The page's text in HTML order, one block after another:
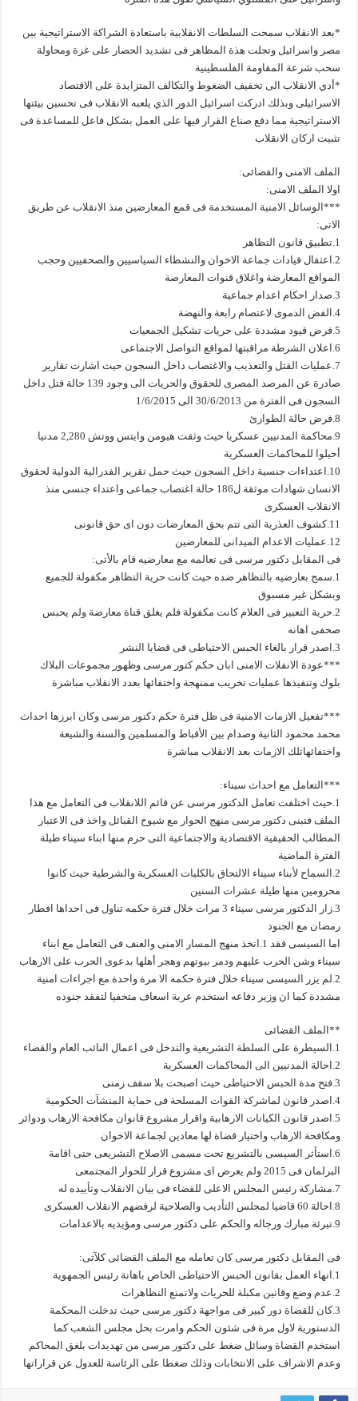
*بعد الانقلاب سمحت السلطات الانقلابية باستعادة الشراكة الاستراتيجية بين
مصر واسرائيل وتجلت هذة المظاهر فى تشديد الحصار على غزة ومحاولة
سحب شرعة المقاومة الفلسطينية
*أدي الانقلاب الى تخفيف الضغوط والتكالف المتزايدة على الاقتصاد
الاسرائيلى وبذلك ادركت اسرائيل الدور الذي يلعبه الانقلاب فى تحسين بيئتها
الاستراتيجية مما دفع صناع القرار فيها على العمل بشكل فاعل للمساعدة فى
تثبيت اركان الانقلاب
الملف الامنى والقضائى:
اولا الملف الامنى:
***الوسائل الامنية المستخدمة فى قمع المعارضين منذ الانقلاب عن طريق
الاتى:
1.تطبيق قانون التظاهر
2.اعتقال قيادات جماعة الاخوان والنشطاء السياسيين والصحفيين وحجب
المواقع المعارضة واغلاق قنوات المعارضة
3.صدار احكام اعدام جماعية
4.الفض الدموى لاعتصام رابعة والنهضة
5.فرض قيود مشددة على حريات تشكيل الجمعيات
6.اعلان الشرطة مراقبتها لمواقع التواصل الاجتماعى
7.عمليات القتل والتعذيب والاغتصاب داخل السجون حيث اشارت تقارير
صادرة عن المرصد المصرى للحقوق والحريات الى وجود 139 حالة قتل داخل
السجون فى الفترة من 30/6/2013 الى 1/6/2015
8.فرض حالة الطوارئ
9.محاكمة المدنيين عسكريا حيث وثقت هيومن وايتس ووتش 2,280 مدنيا
أحيلوا للمحاكمات العسكرية
10.اعتداءات جنسية داخل السجون حيث حمل تقرير الفدرالية الدولية لحقوق
الانسان شهادات موثقة ل186 حالة اغتصاب جماعى واعتداء جنسى منذ
الانقلاب العسكرى
11.كشوف العذرية التى تتم بحق المعارضات دون اى حق قانونى
12.عمليات الاعدام الميدانى للمعارضين
فى المقابل دكتور مرسى فى تعالمه مع معارضيه قام بالأتى:
1.سمح بعارضيه بالتظاهر ضده حيث كانت حرية التظاهر مكفولة للجميع
وبشكل غير مسبوق
2.حرية التعبير فى العلام كانت مكفولة فلم يغلق قناة معارضة ولم يحبس
صحفى اهانه
3.اصدر قرار بالغاء الحبس الاحتياطى فى قضايا النشر
***عودة الانفلات الامنى ابان حكم كتور مرسى وظهور مجموعات البلاك
بلوك وتنفيذها عمليات تخريب ممنهجة واختفائها بعدد الانقلاب مباشرة
***تفعيل الازمات الامنية فى ظل فترة حكم دكتور مرسى وكان ابرزها احداث
محمد محمود الثانية وصدام بين الأقباط والمسلمين والسنة والشيعة
واختفائهاتلك الازمات بعد الانقلاب مباشرة
***التعامل مع احداث سيناء:
1.حيث اختلفت تعامل الدكتور مرسى عن قائم اللانقلاب فى التعامل مع هذا
الملف فتبنى دكتور مرسى منهج الحوار مع شيوخ القبائل واخذ فى الاعتبار
المطالب الحقيقية الاقتصادية والاجتماعية التى حرم منها ابناء سيناء طيلة
الفترة الماضية
2.السماح لأبناء سيناء الالتحاق بالكليات العسكرية والشرطية حيث كانوا
محرومين منها طيلة عشرات السنين
3.زار الدكتور مرسى سيناء 3 مرات خلال فترة حكمه تناول فى احداها افطار
رمضان مع الجنود
اما السيسى فقد 1.اتخذ منهج المسار الامنى والعنف فى التعامل مع ابناء
سيناء وشن الحرب عليهم ودمر بيوتهم وهجر أهلها بدعوى الحرب على الارهاب
2.لم يزر السيسى سيناء خلال فترة حكمه الا مرة واحدة مع اجراءات امنية
مشددة كما ان وزير دفاعه استخدم عربة اسعاف متخفيا لتفقد جنوده
**الملف القضائى
1.السيطرة على السلطة التشريعية والتدخل فى اعمال النائب العام والقضاء
2.احالة المدنيين الى المحاكمات العسكرية
3.فتح مدة الحبس الاحتياطى حيث اصبحت بلا سقف زمنى
4.اصدر قانون لماشركة القوات المسلحة فى حماية المنشآت الحكومية
5.اصدر قانون الكيانات الارهابية واقرار مشروع قانوان مكافحة الارهاب ودوائر
ومكافحة الارهاب واختيار قضاة لها معادين لجماعة الاخوان
6.استأثر السيسى بالتشريع تحت مسمى الاصلاح التشريعى حتى اقامة
البرلمان فى 2015 ولم يعرض اى مشروع قرار للحوار المجتمعى
7.مشاركة رئيس المجلس الاعلى للقضاء فى بيان الانقلاب وتأييده له
8.احالة 60 قاضيا لمجلس التأديب والصلاحية لرفضهم الانقلاب العسكرى
9.تبرئة مبارك ورجاله والحكم على دكتور مرسى ومؤيديه بالاعدامات
فى المقابل دكتور مرسى كان تعامله مع الملف القضائى كلآتى:
1.انهاء العمل بقانون الحبس الاحتياطى الخاص باهانة رئيس الجمهوية
2.عدم وضع وقانين مكبلة للحريات ولاتمنع التظاهرات
3.كان للقضاة دور كبير فى مواجهة دكتور مرسى حيث تدخلت المحكمة
الدستورية لاول مرة فى شئون الحكم وامرت بحل مجلس الشعب كما
استخدم القضاة وسائل ضغط على دكتور مرسى من تهديدات بلغق المحاكم
وعدم الاشراف على الانتخابات وذلك ضغطا على الرئاسة للعدول عن قراراتها